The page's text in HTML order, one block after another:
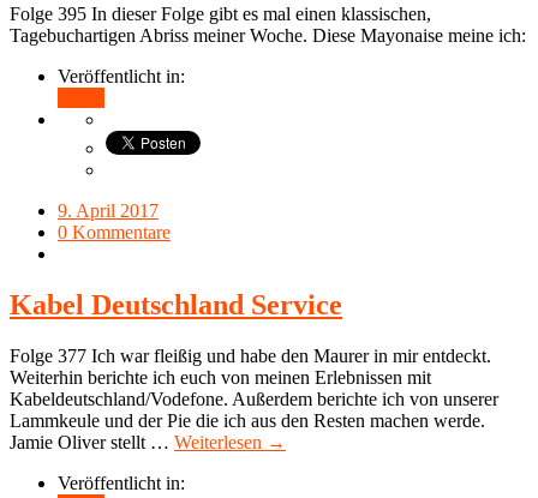
Folge 395 In dieser Folge gibt es mal einen klassischen,
Tagebuchartigen Abriss meiner Woche. Diese Mayonaise meine ich:
Veröffentlicht in:
9. April 2017
0 Kommentare
Kabel Deutschland Service
Folge 377 Ich war fleißig und habe den Maurer in mir entdeckt.
Weiterhin berichte ich euch von meinen Erlebnissen mit
Kabeldeutschland/Vodefone. Außerdem berichte ich von unserer
Lammkeule und der Pie die ich aus den Resten machen werde.
Jamie Oliver stellt … Weiterlesen →
Veröffentlicht in: